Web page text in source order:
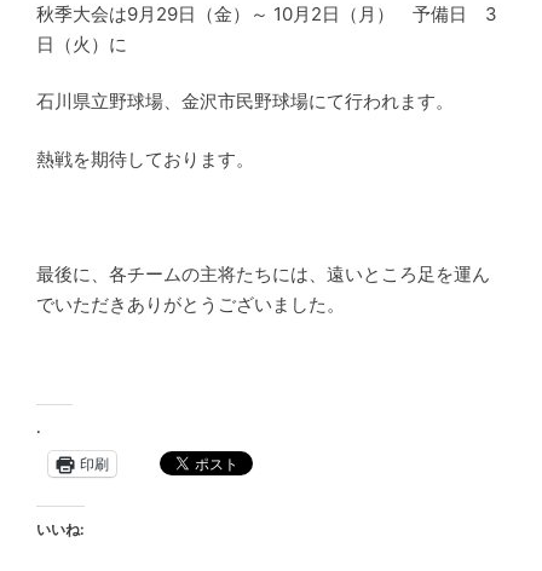
秋季大会は9月29日（金）～ 10月2日（月） 予備日 3
日（火）に
石川県立野球場、金沢市民野球場にて行われます。
熱戦を期待しております。
最後に、各チームの主将たちには、遠いところ足を運ん
でいただきありがとうございました。
.
印刷
いいね: